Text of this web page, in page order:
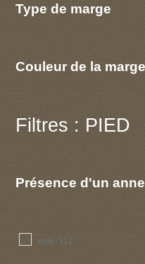
Type de marge
Couleur de la marge
Filtres : PIED
Présence d'un
non (1)